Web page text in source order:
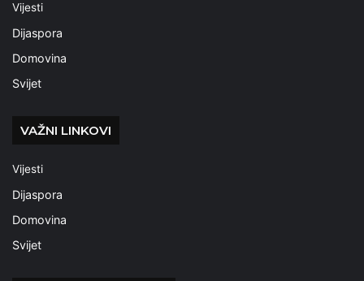
Vijesti
Dijaspora
Domovina
Svijet
VAŽNI LINKOVI
Vijesti
Dijaspora
Domovina
Svijet